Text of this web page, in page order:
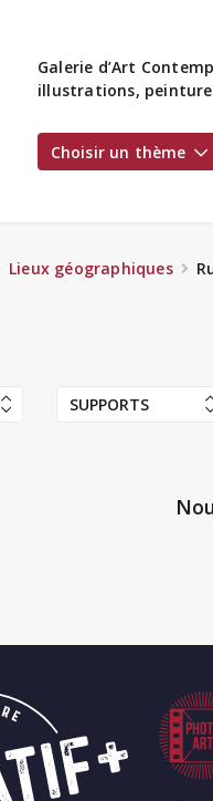
Galerie d’Art
illustrations,
Choisir un thème
Lieux géographiques
SUPPORTS